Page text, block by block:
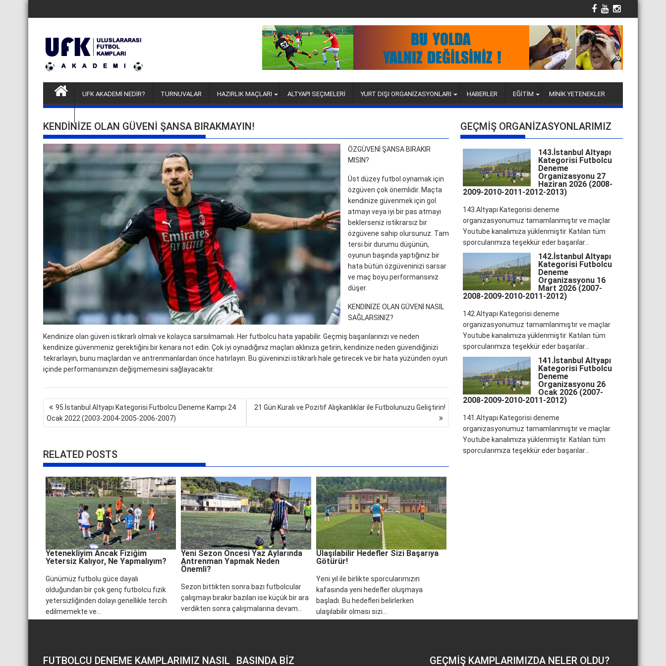
UFK AKADEMİ NEDİR? TURNUVALAR HAZIRLIK MAÇLARI ALTYAPI SEÇMELERİ YURT DIŞI ORGANİZASYONLARI HABERLER EĞİTİM MİNİK YETENEKLER
KENDINIZE OLAN GÜVENI ŞANSA BIRAKMAYIN!
ÖZGÜVENİ ŞANSA BIRAKIR
MISIN?
Üst düzey futbol oynamak için
özgüven çok önemlidir. Maçta
kendinize güvenmek için gol
atmayı veya iyi bir pas atmayı
beklerseniz istikrarsız bir
özgüvene sahip olursunuz. Tam
tersi bir durumu düşünün,
oyunun başında yaptığınız bir
hata bütün özgüveninizi sarsar
ve maç boyu performansınız
düşer.
KENDİNİZE OLAN GÜVENİ NASIL
SAĞLARSINIZ?
Kendinize olan güven istikrarlı olmalı ve kolayca sarsılmamalı. Her futbolcu hata yapabilir. Geçmiş başarılarınızı ve neden
kendinize güvenmeniz gerektiğini bir kenara not edin. Çok iyi oynadığınız maçları aklınıza getirin, kendinize neden güvendiğinizi
tekrarlayın, bunu maçlardan ve antrenmanlardan önce hatırlayın. Bu güveninizi istikrarlı hale getirecek ve bir hata yüzünden oyun
içinde performansınızın değişmemesini sağlayacaktır.
Yazı
gezinmesi
95.İstanbul Altyapı Kategorisi Futbolcu Deneme Kampı 24
Ocak 2022 (2003-2004-2005-2006-2007)
21 Gün Kuralı ve Pozitif Alışkanlıklar ile Futbolunuzu Geliştirin!
RELATED POSTS
Yetenekliyim Ancak Fiziğim
Yetersiz Kalıyor, Ne Yapmalıyım?
Günümüz futbolu güce dayalı
olduğundan bir çok genç futbolcu fizik
yetersizliğinden dolayı genellikle tercih
edilmemekte ve...
Yeni Sezon Öncesi Yaz Aylarında
Antrenman Yapmak Neden
Önemli?
Sezon bittikten sonra bazı futbolcular
çalışmayı bırakır bazıları ise küçük bir ara
verdikten sonra çalışmalarına devam...
Ulaşılabilir Hedefler Sizi Başarıya
Götürür!
Yeni yıl ile birlikte sporcularımızın
kafasında yeni hedefler oluşmaya
başladı. Bu hedefleri belirlerken
ulaşılabilir olması sizi...
GEÇMİŞ ORGANİZASYONLARIMIZ
143.İstanbul Altyapı
Kategorisi Futbolcu
Deneme
Organizasyonu 27
Haziran 2026 (2008-
2009-2010-2011-2012-2013)
143.Altyapı Kategorisi deneme
organizasyonumuz tamamlanmıştır ve maçlar
Youtube kanalımıza yüklenmiştir. Katılan tüm
sporcularımıza teşekkür eder başarılar...
142.İstanbul Altyapı
Kategorisi Futbolcu
Deneme
Organizasyonu 16
Mart 2026 (2007-
2008-2009-2010-2011-2012)
142.Altyapı Kategorisi deneme
organizasyonumuz tamamlanmıştır ve maçlar
Youtube kanalımıza yüklenmiştir. Katılan tüm
sporcularımıza teşekkür eder başarılar...
141.İstanbul Altyapı
Kategorisi Futbolcu
Deneme
Organizasyonu 26
Ocak 2026 (2007-
2008-2009-2010-2011-2012)
141.Altyapı Kategorisi deneme
organizasyonumuz tamamlanmıştır ve maçlar
Youtube kanalımıza yüklenmiştir. Katılan tüm
sporcularımıza teşekkür eder başarılar...
FUTBOLCU DENEME KAMPLARIMIZ NASIL BASINDA BİZ GEÇMIŞ KAMPLARIMIZDA NELER OLDU?